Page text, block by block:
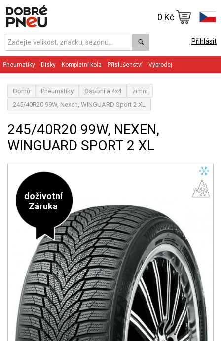
Přihlásit
0 Kč
Pneumatiky Disky Kompletní kola Příslušenství Výprodej
Domů Pneumatiky Osobní a 4x4
zimní
245/40R20 99W, Nexen, WINGUARD Sport 2 XL
245/40R20 99W, NEXEN,
WINGUARD SPORT 2 XL
doživotní
Záruka